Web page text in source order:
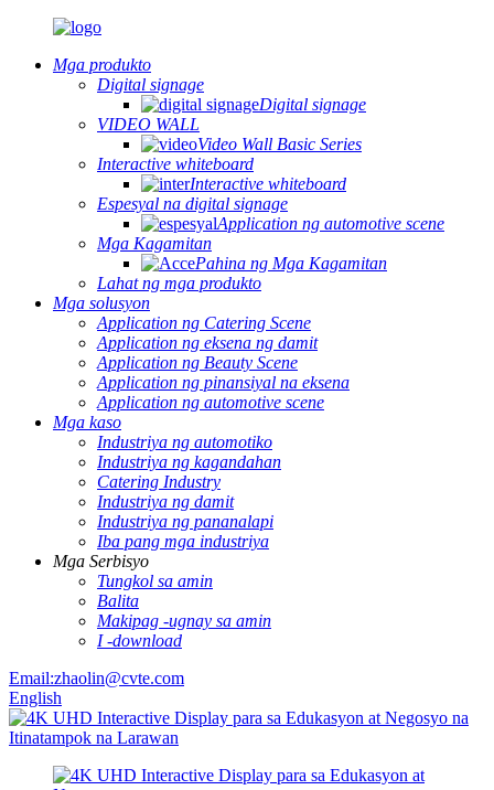
Mga produkto
Digital signage
Digital signage
VIDEO WALL
Video Wall Basic Series
Interactive whiteboard
Interactive whiteboard
Espesyal na digital signage
Application ng automotive scene
Mga Kagamitan
Pahina ng Mga Kagamitan
Lahat ng mga produkto
Mga solusyon
Application ng Catering Scene
Application ng eksena ng damit
Application ng Beauty Scene
Application ng pinansiyal na eksena
Application ng automotive scene
Mga kaso
Industriya ng automotiko
Industriya ng kagandahan
Catering Industry
Industriya ng damit
Industriya ng pananalapi
Iba pang mga industriya
Mga Serbisyo
Tungkol sa amin
Balita
Makipag -ugnay sa amin
I -download
Email:zhaolin@cvte.com
English